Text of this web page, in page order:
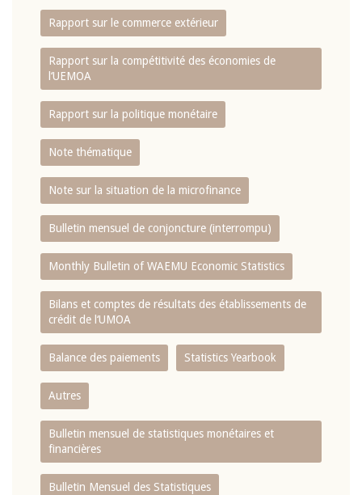
Rapport sur le commerce extérieur
Rapport sur la compétitivité des économies de
l‘UEMOA
Rapport sur la politique monétaire
Note thématique
Note sur la situation de la microfinance
Bulletin mensuel de conjoncture (interrompu)
Monthly Bulletin of WAEMU Economic Statistics
Bilans et comptes de résultats des établissements de
crédit de l‘UMOA
Balance des paiements Statistics Yearbook
Autres
Bulletin mensuel de statistiques monétaires et
financières
Bulletin Mensuel des Statistiques